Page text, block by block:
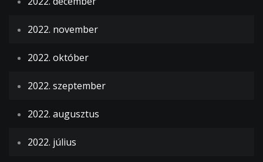
2022. november
2022. október
2022. szeptember
2022. augusztus
2022. július